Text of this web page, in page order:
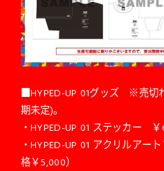
■HYPED-UP 01グッズ ※売切
期未定)。
・HYPED-UP 01 ステッカー
・HYPED-UP 01 アクリルア
格￥5,000）